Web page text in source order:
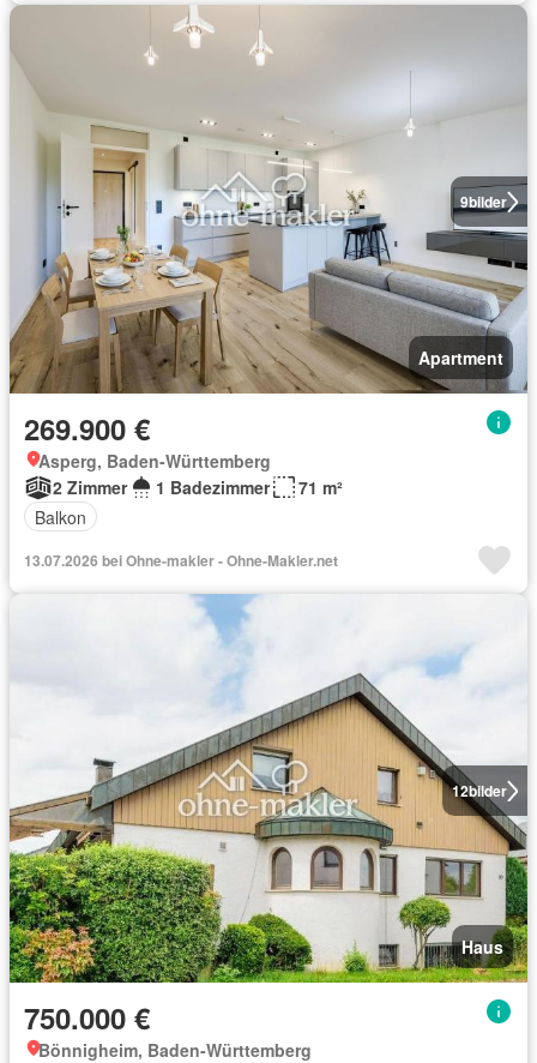
9bilder
Apartment
269.900 €
Asperg, Baden-Württemberg
2 Zimmer
1 Badezimmer
71 m²
Balkon
13.07.2026 bei Ohne-makler - Ohne-Makler.net
12bilder
Haus
750.000 €
Bönnigheim, Baden-Württemberg